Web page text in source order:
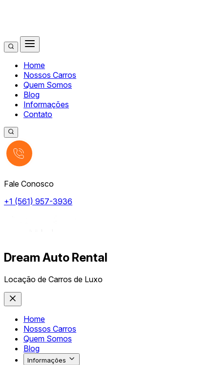
Home
Nossos Carros
Quem Somos
Blog
Informações
Contato
Fale Conosco
+1 (561) 957-3936
Dream Auto Rental
Locação de Carros de Luxo
Home
Nossos Carros
Quem Somos
Blog
Informações